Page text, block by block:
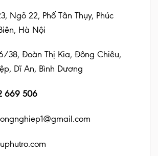
Ngõ 22, Phố Tân Thụy, Phúc
Hà Nội
38, Đoàn Thị Kia, Đông Chiêu,
Dĩ An, Bình Dương
669 506